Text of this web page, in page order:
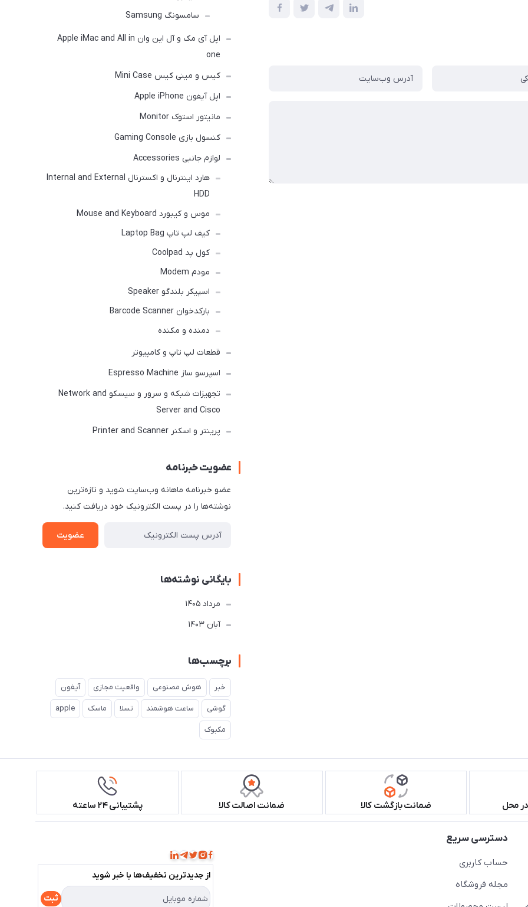
سامسونگ Samsung
اپل آی مک و آل این وان Apple iMac and All in
one
کیس و مینی کیس Mini Case
اپل آیفون Apple iPhone
مانیتور استوک Monitor
کنسول بازی Gaming Console
لوازم جانبی Accessories
هارد اینترنال و اکسترنال Internal and External
HDD
موس و کیبورد Mouse and Keyboard
کیف لپ تاپ Laptop Bag
کول پد Coolpad
مودم Modem
اسپیکر بلندگو Speaker
بارکدخوان Barcode Scanner
دمنده و مکنده
قطعات لپ تاپ و کامپیوتر
اسپرسو ساز Espresso Machine
تجهیزات شبکه و سرور و سیسکو Network and
Server and Cisco
پرینتر و اسکنر Printer and Scanner
عضویت خبرنامه
عضو خبرنامه ماهانه وب‌سایت شوید و تازه‌ترین
نوشته‌ها را در پست الکترونیک خود دریافت کنید.
عضویت
بایگانی نوشته‌ها
مرداد 1405
آبان 1403
برچسب‌ها
خبر هوش مصنوعی واقعیت مجازی آیفون
گوشی ساعت هوشمند تسلا ماسک apple
مکبوک
محل ضمانت بازگشت کالا ضمانت اصالت کالا پشتیبانی ۲۴ ساعته
دسترسی سریع
حساب کاربری
مجله فروشگاه
از جدید‌ترین تخفیف‌ها با‌ خبر شوید
ثبت